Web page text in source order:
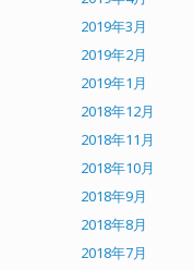
2019年3月
2019年2月
2019年1月
2018年12月
2018年11月
2018年10月
2018年9月
2018年8月
2018年7月